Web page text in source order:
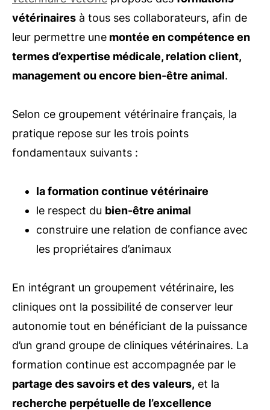
vétérinaires à tous ses collaborateurs, afin de
leur permettre une montée en compétence en
termes d’expertise médicale, relation client,
management ou encore bien-être animal.
Selon ce groupement vétérinaire français, la
pratique repose sur les trois points
fondamentaux suivants :
la formation continue vétérinaire
le respect du bien-être animal
construire une relation de confiance avec
les propriétaires d’animaux
En intégrant un groupement vétérinaire, les
cliniques ont la possibilité de conserver leur
autonomie tout en bénéficiant de la puissance
d’un grand groupe de cliniques vétérinaires. La
formation continue est accompagnée par le
partage des savoirs et des valeurs, et la
recherche perpétuelle de l’excellence